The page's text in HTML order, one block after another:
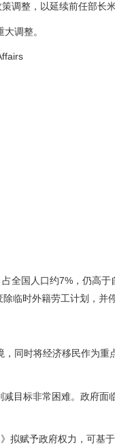
调整，以延续前任部长
调整。
全国人口约7%，仍高于
临时外籍劳工计划，并
同时将经济移民作为重
目标非常困难。政府面
拟赋予政府权力，可基